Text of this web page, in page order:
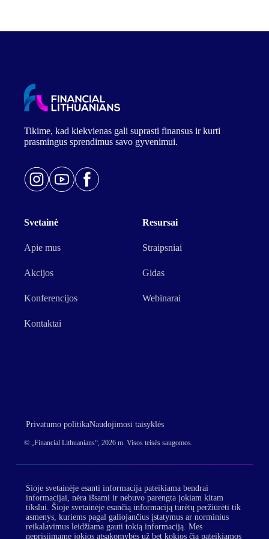
Tikime, kad kiekvienas gali suprasti finansus ir kurti
prasmingus sprendimus savo gyvenimui.
Svetainė
Apie mus
Akcijos
Konferencijos
Kontaktai
Resursai
Straipsniai
Gidas
Webinarai
Privatumo politikaNaudojimosi taisyklės
© „Financial Lithuanians“, 2026 m. Visos teisės saugomos.
Šioje svetainėje esanti informacija pateikiama bendrai
informacijai, nėra išsami ir nebuvo parengta jokiam kitam
tikslui. Šioje svetainėje esančią informaciją turėtų peržiūrėti tik
asmenys, kuriems pagal galiojančius įstatymus ar norminius
reikalavimus leidžiama gauti tokią informaciją. Mes
neprisiimame jokios atsakomybės už bet kokios čia pateikiamos